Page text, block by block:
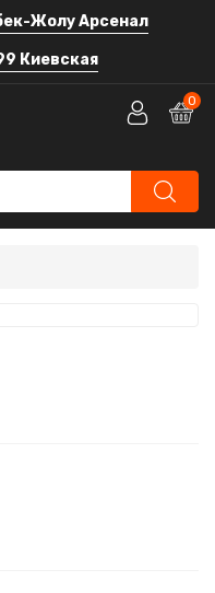
Жолу Арсенал
Киевская
0